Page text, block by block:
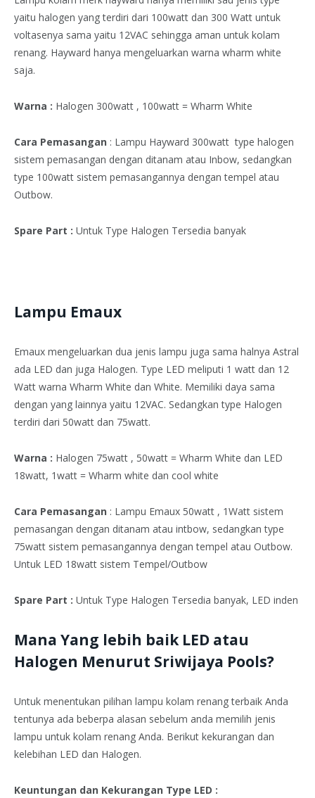
yaitu halogen yang terdiri dari 100watt dan 300 Watt untuk
voltasenya sama yaitu 12VAC sehingga aman untuk kolam
renang. Hayward hanya mengeluarkan warna wharm white
saja.
Warna : Halogen 300watt , 100watt = Wharm White
Cara Pemasangan : Lampu Hayward 300watt type halogen
sistem pemasangan dengan ditanam atau Inbow, sedangkan
type 100watt sistem pemasangannya dengan tempel atau
Outbow.
Spare Part : Untuk Type Halogen Tersedia banyak
Lampu Emaux
Emaux mengeluarkan dua jenis lampu juga sama halnya Astral
ada LED dan juga Halogen. Type LED meliputi 1 watt dan 12
Watt warna Wharm White dan White. Memiliki daya sama
dengan yang lainnya yaitu 12VAC. Sedangkan type Halogen
terdiri dari 50watt dan 75watt.
Warna : Halogen 75watt , 50watt = Wharm White dan LED
18watt, 1watt = Wharm white dan cool white
Cara Pemasangan : Lampu Emaux 50watt , 1Watt sistem
pemasangan dengan ditanam atau intbow, sedangkan type
75watt sistem pemasangannya dengan tempel atau Outbow.
Untuk LED 18watt sistem Tempel/Outbow
Spare Part : Untuk Type Halogen Tersedia banyak, LED inden
Mana Yang lebih baik LED atau
Halogen Menurut Sriwijaya Pools?
Untuk menentukan pilihan lampu kolam renang terbaik Anda
tentunya ada beberpa alasan sebelum anda memilih jenis
lampu untuk kolam renang Anda. Berikut kekurangan dan
kelebihan LED dan Halogen.
Keuntungan dan Kekurangan Type LED :